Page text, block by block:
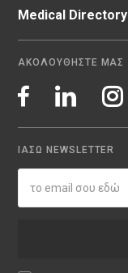
Medical Directory
ΑΚΟΛΟΥΘΗΣΤΕ ΜΑΣ
ΙΑΣΩ NEWSLETTER